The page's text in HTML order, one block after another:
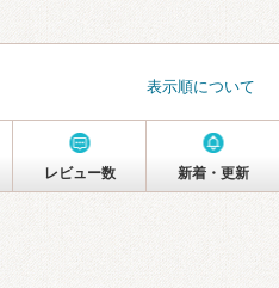
表示順について
レビュー数 新着・更新